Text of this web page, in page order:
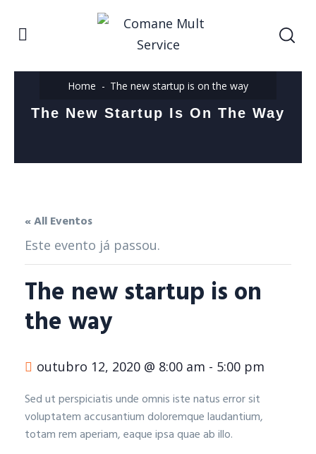
Home The new startup is on the way
The New Startup Is On The Way
« All Eventos
Este evento já passou.
The new startup is on
the way
outubro 12, 2020 @ 8:00 am - 5:00 pm
Sed ut perspiciatis unde omnis iste natus error sit
voluptatem accusantium doloremque laudantium,
totam rem aperiam, eaque ipsa quae ab illo.